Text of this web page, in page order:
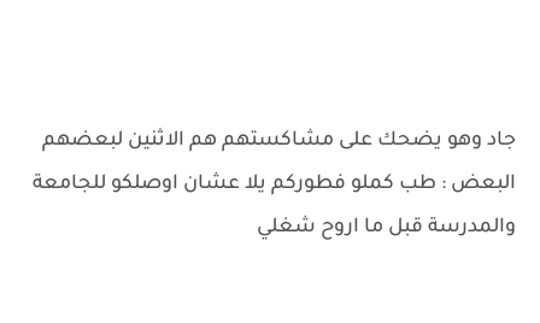
جاد وهو يضحك على مشاكستهم هم الاثنين لبعضهم
البعض : طب كملو فطوركم يلا عشان اوصلكو للجامعة
والمدرسة قبل ما اروح شغلي